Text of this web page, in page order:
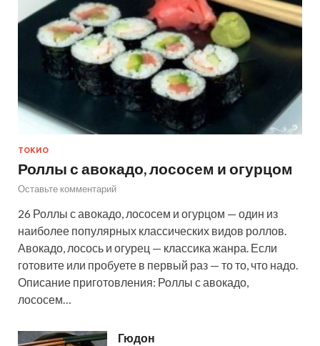
ТОКИО
Роллы с авокадо, лососем и огурцом
Оставьте комментарий
26 Роллы с авокадо, лососем и огурцом — один из
наиболее популярных классических видов роллов.
Авокадо, лосось и огурец — классика жанра. Если
готовите или пробуете в первый раз — то то, что надо.
Описание приготовления: Роллы с авокадо,
лососем…
Гюдон